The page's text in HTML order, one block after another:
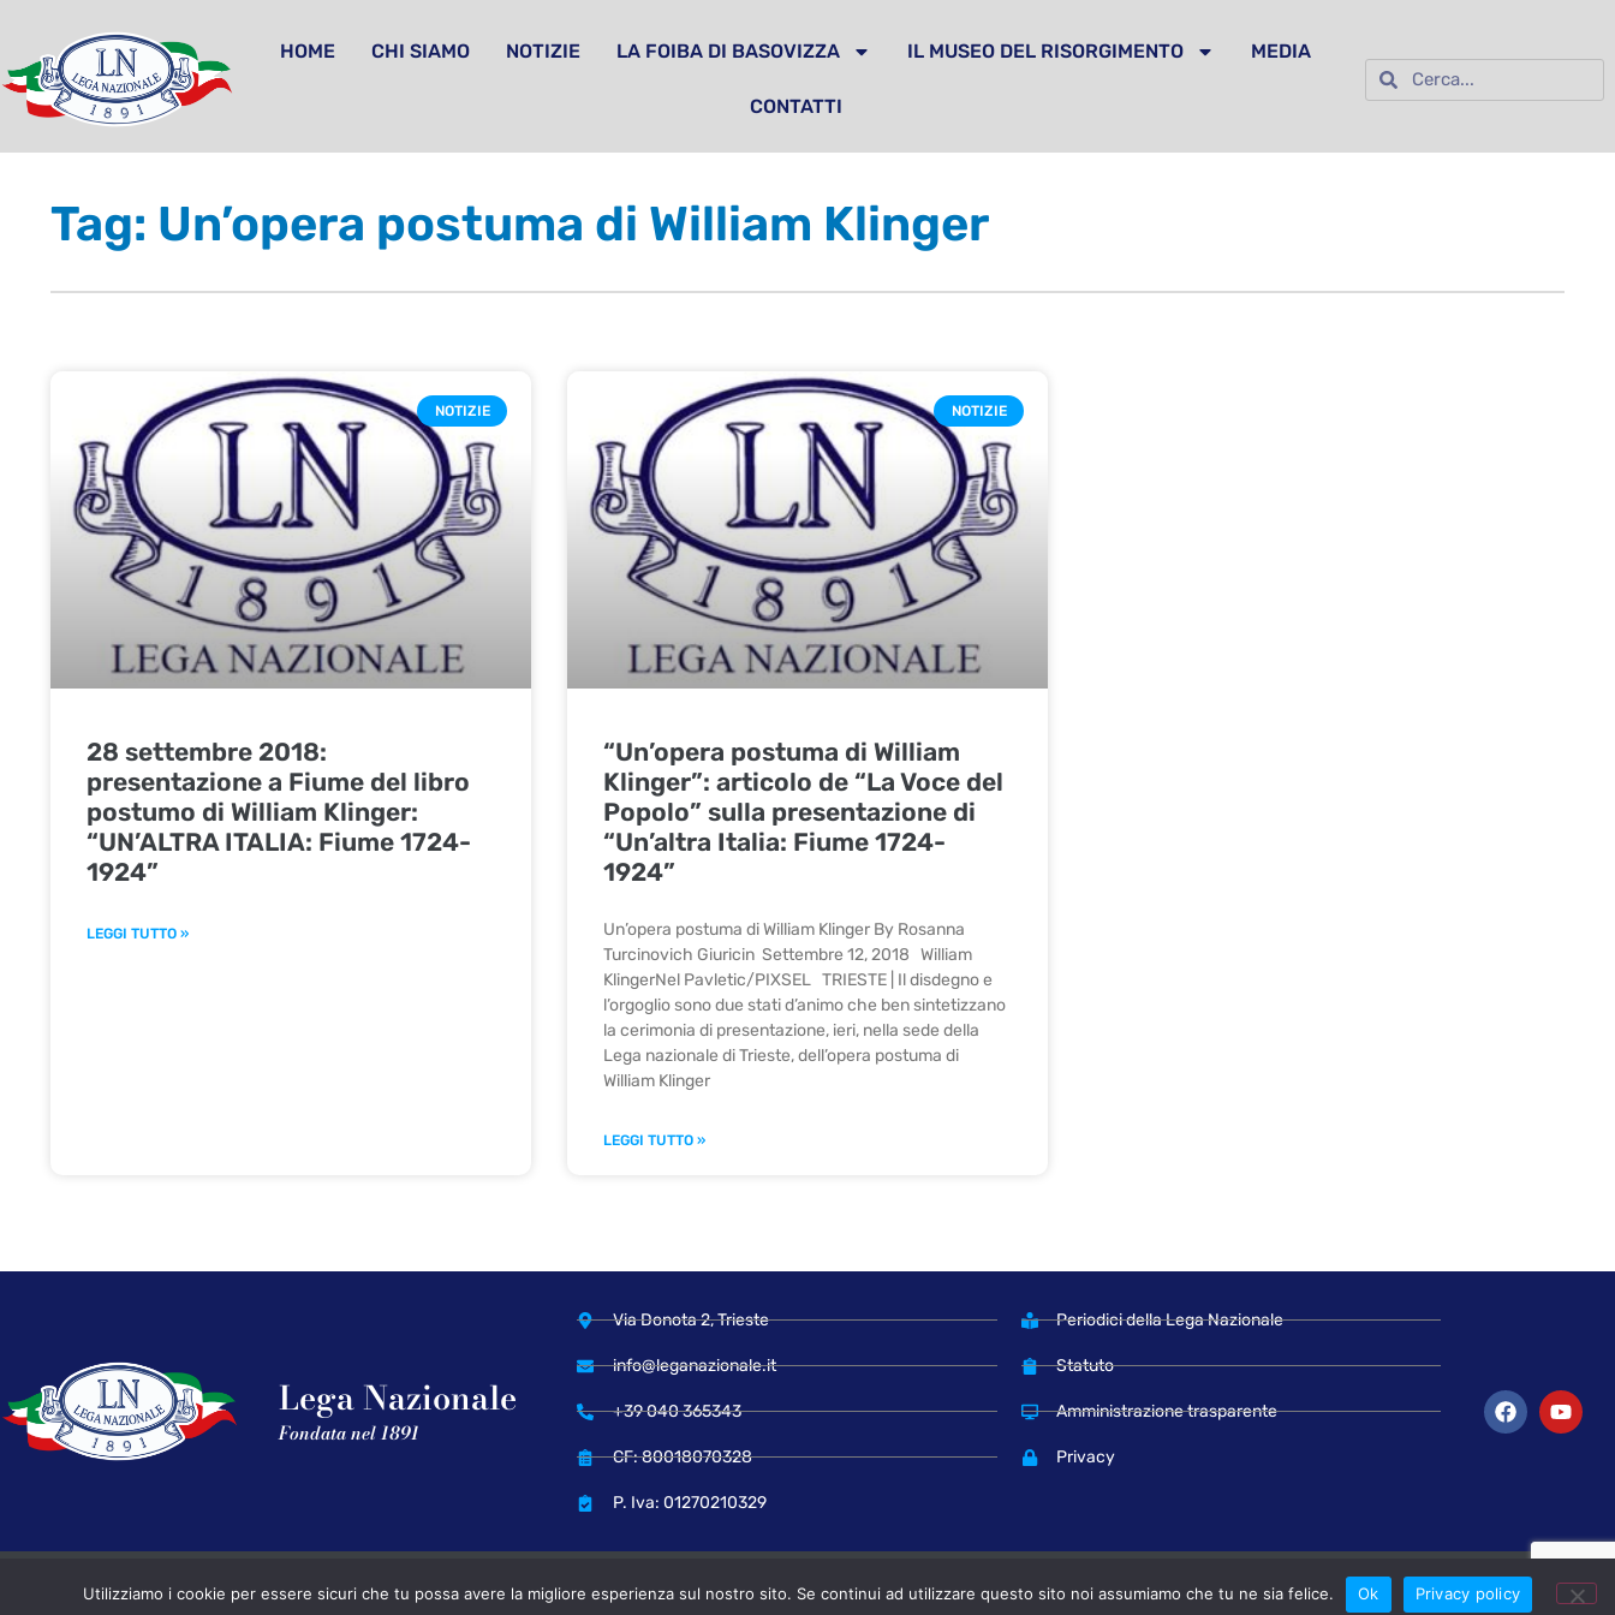
HOME CHI SIAMO NOTIZIE LA FOIBA DI BASOVIZZA IL MUSEO DEL RISORGIMENTO MEDIA
CONTATTI
Tag: Un’opera postuma di William Klinger
NOTIZIE
28 settembre 2018:
presentazione a Fiume del libro
postumo di William Klinger:
“UN’ALTRA ITALIA: Fiume 1724-
1924”
LEGGI TUTTO »
NOTIZIE
“Un’opera postuma di William
Klinger”: articolo de “La Voce del
Popolo” sulla presentazione di
“Un’altra Italia: Fiume 1724-
1924”
Un’opera postuma di William Klinger By Rosanna
Turcinovich Giuricin Settembre 12, 2018 William
KlingerNel Pavletic/PIXSEL TRIESTE | Il disdegno e
l’orgoglio sono due stati d’animo che ben sintetizzano
la cerimonia di presentazione, ieri, nella sede della
Lega nazionale di Trieste, dell’opera postuma di
William Klinger
LEGGI TUTTO »
Lega Nazionale
Fondata nel 1891
Via Donota 2, Trieste
info@leganazionale.it
+39 040 365343
CF: 80018070328
P. Iva: 01270210329
Periodici della Lega Nazionale
Statuto
Amministrazione trasparente
Privacy
© Copyright 2024 Lega Nazionale
Utilizziamo i cookie per essere sicuri che tu possa avere la migliore esperienza sul nostro sito. Se continui ad utilizzare questo sito noi assumiamo che tu ne sia felice. Ok Privacy policy